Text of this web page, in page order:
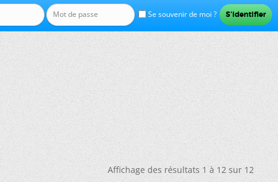
Se souvenir de moi ?
Affichage des résultats 1 à 12 sur 12